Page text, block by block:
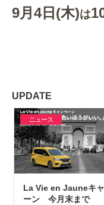
9月4日(木)は
UPDATE
ニュース
La Vie en Jauneキ
ーン 今月末まで